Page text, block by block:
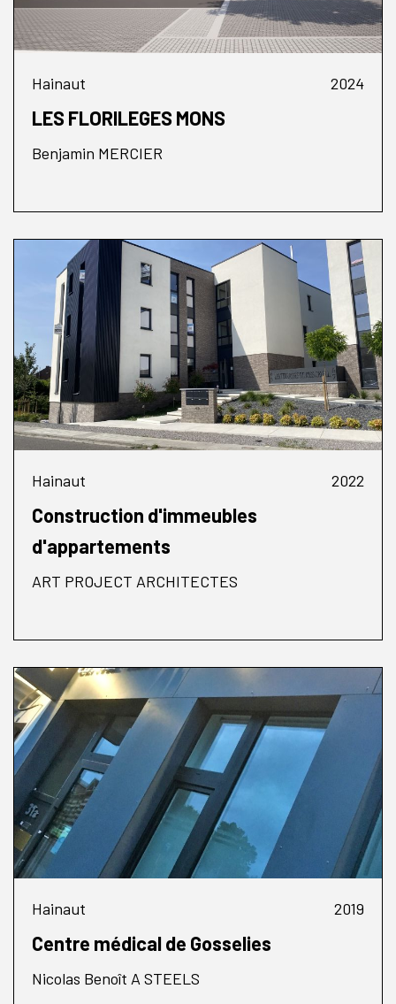
Hainaut 2024
LES FLORILEGES MONS
Benjamin MERCIER
Hainaut 2022
Construction d'immeubles
d'appartements
ART PROJECT ARCHITECTES
Hainaut 2019
Centre médical de Gosselies
Nicolas Benoît A STEELS